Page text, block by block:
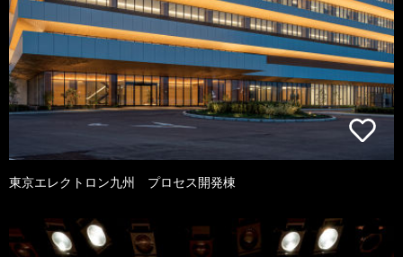
東京エレクトロン九州 プロセス開発棟